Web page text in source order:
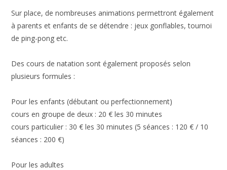
Sur place, de nombreuses animations permettront également
à parents et enfants de se détendre : jeux gonflables, tournoi
de ping-pong etc.
Des cours de natation sont également proposés selon
plusieurs formules :
Pour les enfants (débutant ou perfectionnement)
cours en groupe de deux : 20 € les 30 minutes
cours particulier : 30 € les 30 minutes (5 séances : 120 € / 10
séances : 200 €)
Pour les adultes